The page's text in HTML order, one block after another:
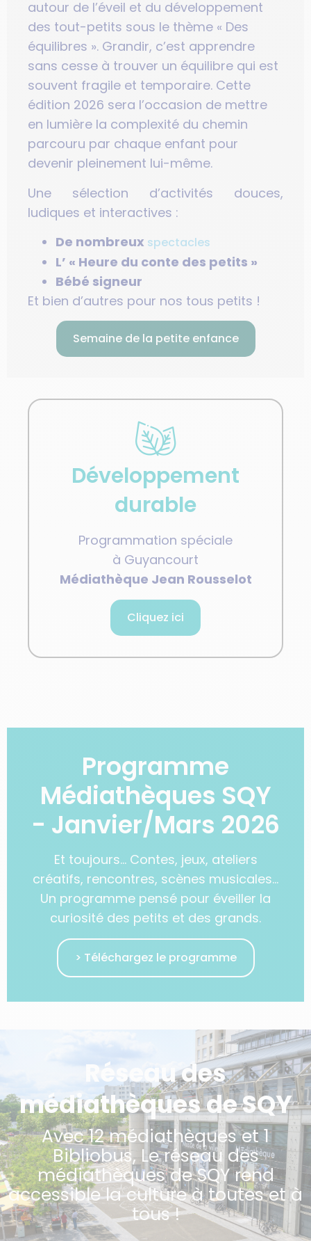
autour de l’éveil et du développement
des tout-petits sous le thème « Des
équilibres ». Grandir, c’est apprendre
sans cesse à trouver un équilibre qui est
souvent fragile et temporaire. Cette
édition 2026 sera l’occasion de mettre
en lumière la complexité du chemin
parcouru par chaque enfant pour
devenir pleinement lui-même.
Une sélection d’activités douces,
ludiques et interactives :
De nombreux spectacles
L’ « Heure du conte des petits »
Bébé signeur
Et bien d’autres pour nos tous petits !
Semaine de la petite enfance
Développement
durable
Programmation spéciale
à Guyancourt
Médiathèque Jean Rousselot
Cliquez ici
Programme
Médiathèques SQY
- Janvier/Mars 2026
Et toujours… Contes, jeux, ateliers
créatifs, rencontres, scènes musicales…
Un programme pensé pour éveiller la
curiosité des petits et des grands.
> Téléchargez le programme
Réseau des
médiathèques de SQY
Avec 12 médiathèques et 1
Bibliobus, Le réseau des
médiathèques de SQY rend
accessible la culture à toutes et à
tous !